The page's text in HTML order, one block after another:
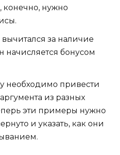
конечно, нужно
за наличие
начисляется бонусом
необходимо привести
из разных
эти примеры нужно
и указать, как они